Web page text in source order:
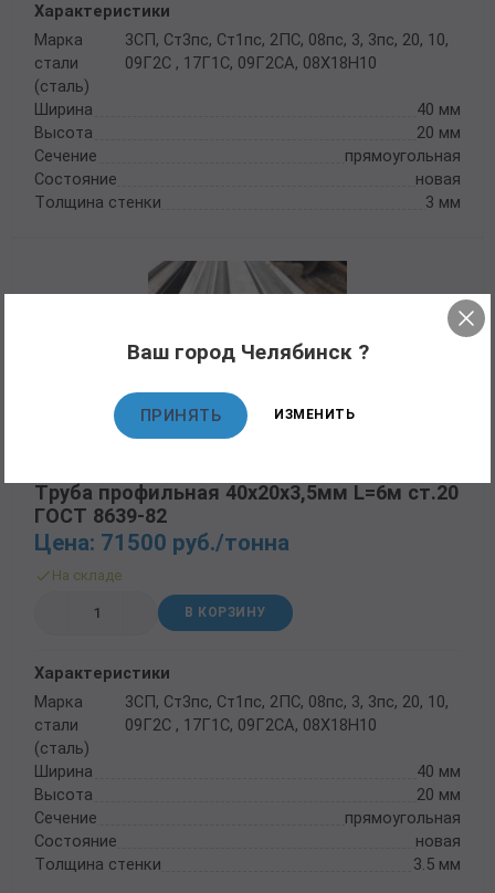
Характеристики
Марка
стали
(сталь)
3СП, Ст3пс, Ст1пс, 2ПС, 08пс, 3, 3пс, 20, 10,
09Г2С , 17Г1С, 09Г2СА, 08Х18Н10
Ширина
40 мм
Высота
20 мм
Сечение
прямоугольная
Состояние
новая
Толщина стенки
3 мм
Труба профильная 40х20х3,5мм L=6м ст.20
ГОСТ 8639-82
Цена: 71500 руб./тонна
На складе
В КОРЗИНУ
Характеристики
Марка
стали
(сталь)
3СП, Ст3пс, Ст1пс, 2ПС, 08пс, 3, 3пс, 20, 10,
09Г2С , 17Г1С, 09Г2СА, 08Х18Н10
Ширина
40 мм
Высота
20 мм
Сечение
прямоугольная
Состояние
новая
Толщина стенки
3.5 мм
Ваш город Челябинск ?
ПРИНЯТЬ ИЗМЕНИТЬ